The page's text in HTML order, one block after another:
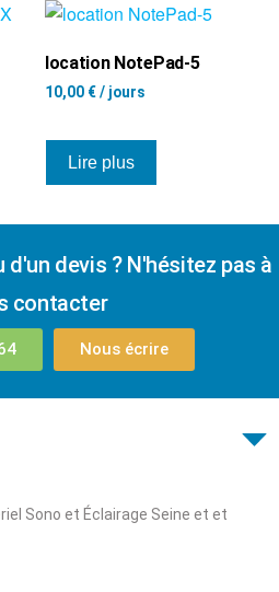
location NotePad-5
10,00 €/ jours
Lire plus
devis ? N'hésitez pas à
contacter
Nous écrire
Sono et Éclairage Seine et et